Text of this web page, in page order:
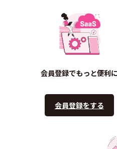
会員登録でもっと便利に
会員登録をする